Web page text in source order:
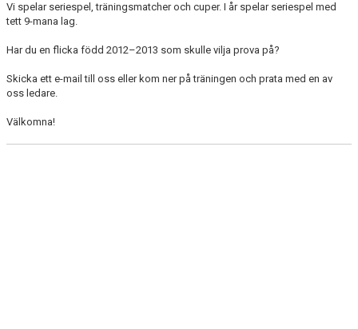
Vi spelar seriespel, träningsmatcher och cuper. I år spelar seriespel med
tett 9-mana lag.
Har du en flicka född 2012–2013 som skulle vilja prova på?
Skicka ett e-mail till oss eller kom ner på träningen och prata med en av
oss ledare.
Välkomna!